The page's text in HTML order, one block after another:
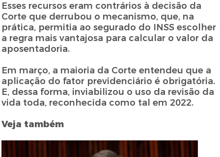
Esses recursos eram contrários à decisão da
Corte que derrubou o mecanismo, que, na
prática, permitia ao segurado do INSS escolher
a regra mais vantajosa para calcular o valor da
aposentadoria.
Em março, a maioria da Corte entendeu que a
aplicação do fator previdenciário é obrigatória.
E, dessa forma, inviabilizou o uso da revisão da
vida toda, reconhecida como tal em 2022.
Veja também